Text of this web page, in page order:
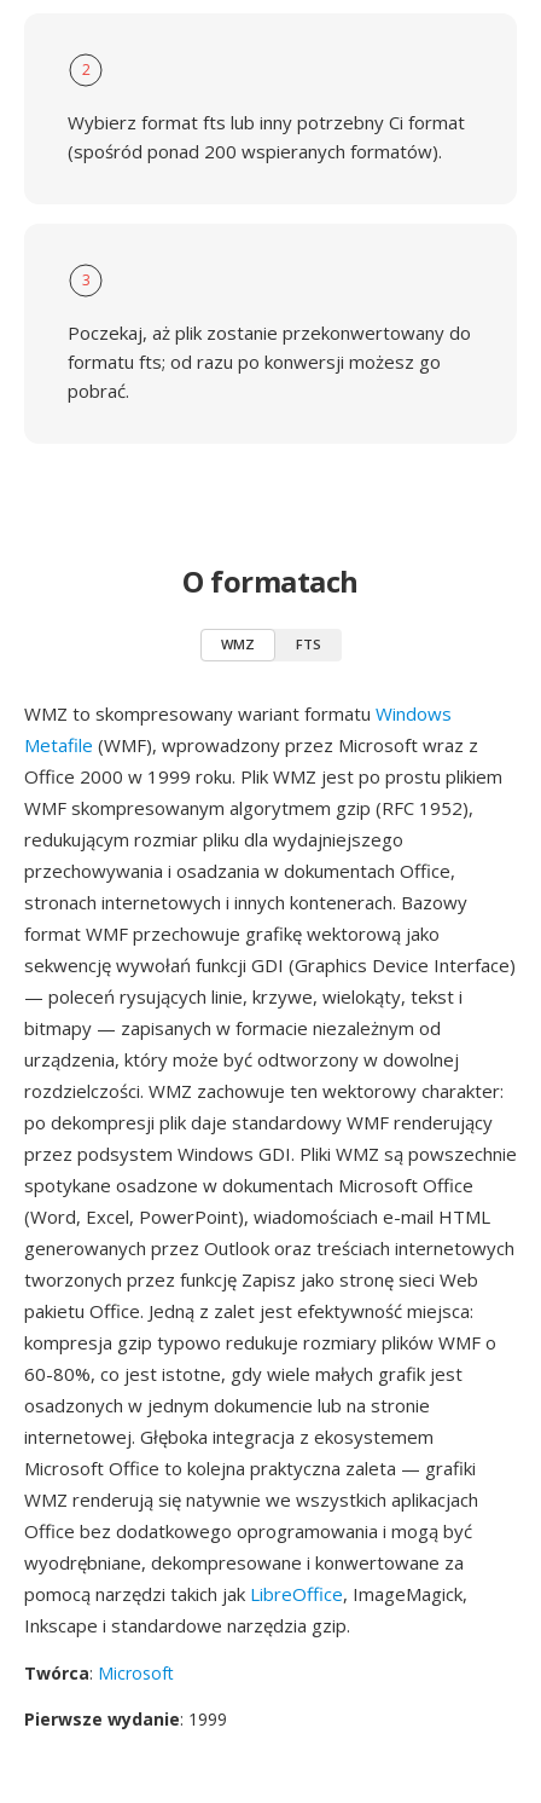
2
Wybierz format fts lub inny potrzebny Ci format
(spośród ponad 200 wspieranych formatów).
3
Poczekaj, aż plik zostanie przekonwertowany do
formatu fts; od razu po konwersji możesz go
pobrać.
O formatach
WMZ FTS
WMZ to skompresowany wariant formatu Windows
Metafile (WMF), wprowadzony przez Microsoft wraz z
Office 2000 w 1999 roku. Plik WMZ jest po prostu plikiem
WMF skompresowanym algorytmem gzip (RFC 1952),
redukującym rozmiar pliku dla wydajniejszego
przechowywania i osadzania w dokumentach Office,
stronach internetowych i innych kontenerach. Bazowy
format WMF przechowuje grafikę wektorową jako
sekwencję wywołań funkcji GDI (Graphics Device Interface)
— poleceń rysujących linie, krzywe, wielokąty, tekst i
bitmapy — zapisanych w formacie niezależnym od
urządzenia, który może być odtworzony w dowolnej
rozdzielczości. WMZ zachowuje ten wektorowy charakter:
po dekompresji plik daje standardowy WMF renderujący
przez podsystem Windows GDI. Pliki WMZ są powszechnie
spotykane osadzone w dokumentach Microsoft Office
(Word, Excel, PowerPoint), wiadomościach e-mail HTML
generowanych przez Outlook oraz treściach internetowych
tworzonych przez funkcję Zapisz jako stronę sieci Web
pakietu Office. Jedną z zalet jest efektywność miejsca:
kompresja gzip typowo redukuje rozmiary plików WMF o
60-80%, co jest istotne, gdy wiele małych grafik jest
osadzonych w jednym dokumencie lub na stronie
internetowej. Głęboka integracja z ekosystemem
Microsoft Office to kolejna praktyczna zaleta — grafiki
WMZ renderują się natywnie we wszystkich aplikacjach
Office bez dodatkowego oprogramowania i mogą być
wyodrębniane, dekompresowane i konwertowane za
pomocą narzędzi takich jak LibreOffice, ImageMagick,
Inkscape i standardowe narzędzia gzip.
Twórca: Microsoft
Pierwsze wydanie: 1999